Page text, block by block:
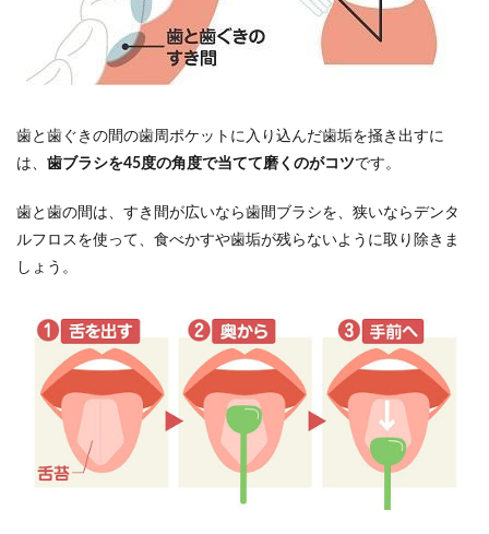
歯と歯ぐきの間の歯周ポケットに入り込んだ歯垢を掻き出すに
は、 歯ブラシを45度の角度で当てて磨くのがコツです。
歯と歯の間は、すき間が広いなら歯間ブラシを、狭いならデンタ
ルフロスを使って、食べかすや歯垢が残らないように取り除きま
しょう。